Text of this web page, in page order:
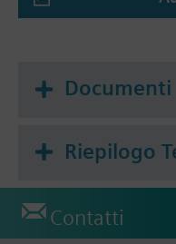
Documenti
Riepilogo
Contatti